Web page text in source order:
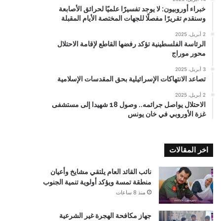
خبراء أوروبيون: لا يوجد تفسيرًا علميًا لحرائق الأصابعة
وسنقدم تقريرًا مفصلًا للجهات المختصة الأيام المقبلة
2 أبريل، 2025
الرئاسة الفلسطينية تؤكد رفضها القاطع لإقامة الاحتلال
محور موراج
3 أبريل، 2025
تصاعد الانتهاكات الإسرائيلية بحق المقدسات الإسلامية
2 أبريل، 2025
الاحتلال يواصل جرائمه.. وصول 18 شهيدا إلى مستشفى
غزة الأوروبي في خان يونس
اخر المقالات
نائب القائد العام يلتقي مشايخ وأعيان
منطقة تمسة ويؤكد أولوية تنمية الجنوب
منذ 8 ساعات
جهاز مكافحة الهجرة غير الشرعية